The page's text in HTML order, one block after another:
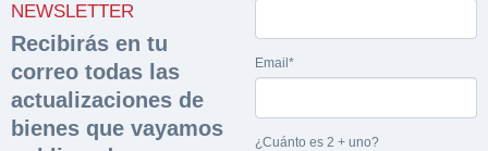
NEWSLETTER
Recibirás en tu
correo todas las
actualizaciones de
bienes que vayamos
Email*
¿Cuánto es 2 + uno?
sobre la peritación
Rellene este formulario y recibirá en su email el
enlace para descargar la documentación
Nombre y Apellidos*
Razón social*
Teléfono*
Sobre Merfinsa